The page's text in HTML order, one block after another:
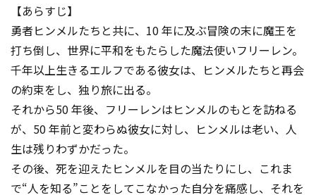
【あらすじ】
勇者ヒンメルたちと共に、10 年に及ぶ冒険の末に魔王を
打ち倒し、世界に平和をもたらした魔法使いフリーレン。
千年以上生きるエルフである彼女は、ヒンメルたちと再会
の約束をし、独り旅に出る。
それから50 年後、フリーレンはヒンメルのもとを訪ねる
が、50 年前と変わらぬ彼女に対し、ヒンメルは老い、人
生は残りわずかだった。
その後、死を迎えたヒンメルを目の当たりにし、これま
で“人を知る”ことをしてこなかった自分を痛感し、それを